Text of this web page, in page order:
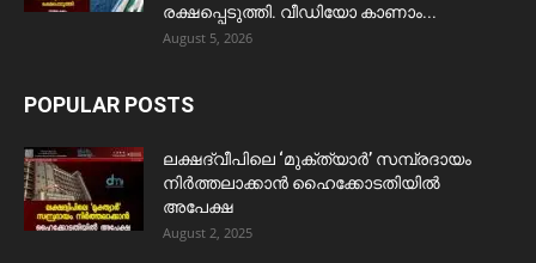
രക്ഷപ്പെടുത്തി. വീഡിയോ കാണാം...
August 5, 2026
POPULAR POSTS
ലക്ഷദ്വീപിലെ ‘മുക്ത്യാർ’ സമ്പ്രദായം
നിർത്തലാക്കാൻ ഹൈക്കോടതിയിൽ
അപേക്ഷ
August 2, 2025